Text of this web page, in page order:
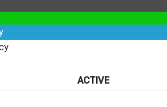
ACTIVE